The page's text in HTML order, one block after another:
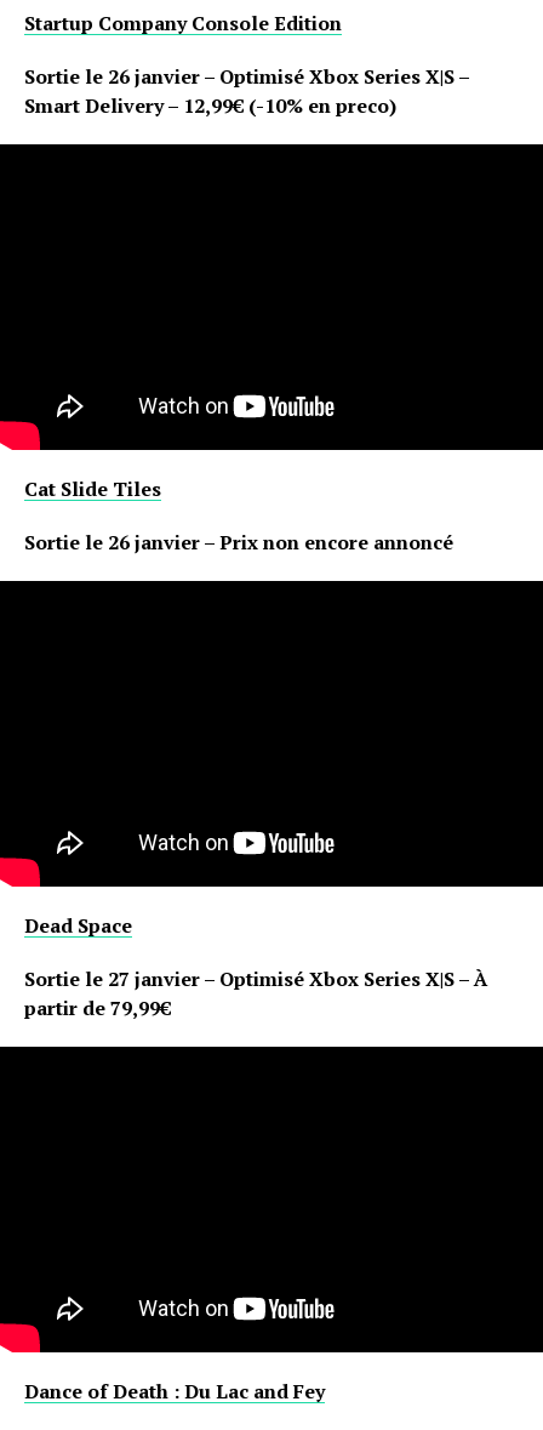
Startup Company Console Edition
Sortie le 26 janvier – Optimisé Xbox Series X|S –
Smart Delivery – 12,99€ (-10% en preco)
Cat Slide Tiles
Sortie le 26 janvier – Prix non encore annoncé
Dead Space
Sortie le 27 janvier – Optimisé Xbox Series X|S – À
partir de 79,99€
Dance of Death : Du Lac and Fey
Reddit
Pinterest